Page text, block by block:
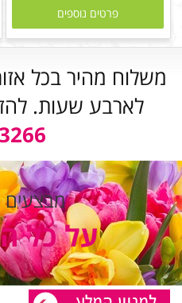
פרטים נוספים
משלוח מהיר בכל
לארבע שעות.
מבצעים
על כל